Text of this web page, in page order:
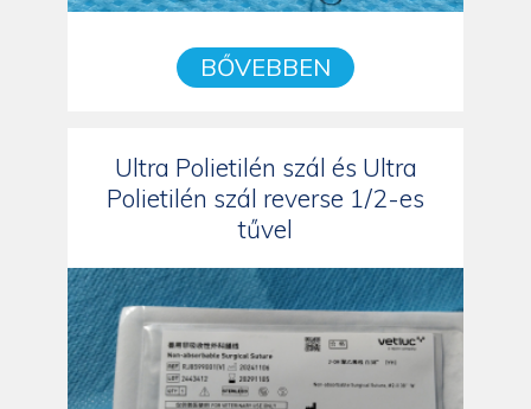
BŐVEBBEN
Ultra Polietilén szál és Ultra
Polietilén szál reverse 1/2-es
tűvel